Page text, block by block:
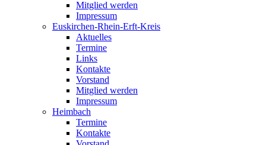
Mitglied werden
Impressum
Euskirchen-Rhein-Erft-Kreis
Aktuelles
Termine
Links
Kontakte
Vorstand
Mitglied werden
Impressum
Heimbach
Termine
Kontakte